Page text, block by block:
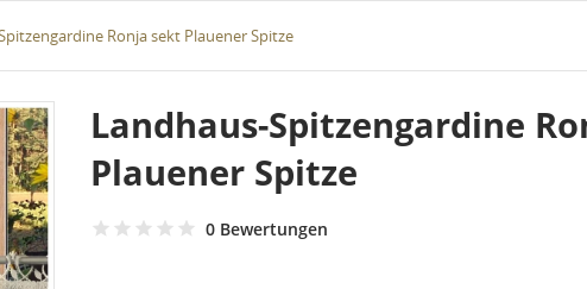
Ronja sekt Plauener Spitze
Landhaus-Spitzengardine
Plauener Spitze
0 Bewertungen